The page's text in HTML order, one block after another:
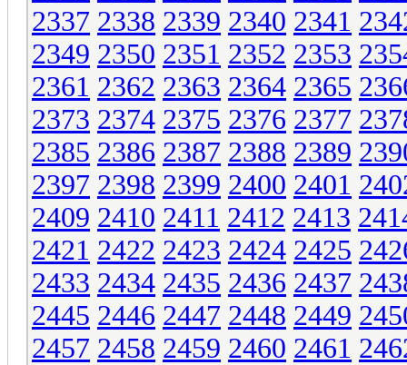
2337 2338 2339 2340 2341
2349 2350 2351 2352 2353
2361 2362 2363 2364 2365
2373 2374 2375 2376 2377
2385 2386 2387 2388 2389
2397 2398 2399 2400 2401
2409 2410 2411 2412 2413
2421 2422 2423 2424 2425
2433 2434 2435 2436 2437
2445 2446 2447 2448 2449
2457 2458 2459 2460 2461